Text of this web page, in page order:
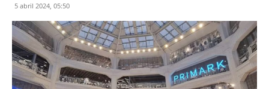
5 abril 2024, 05:50